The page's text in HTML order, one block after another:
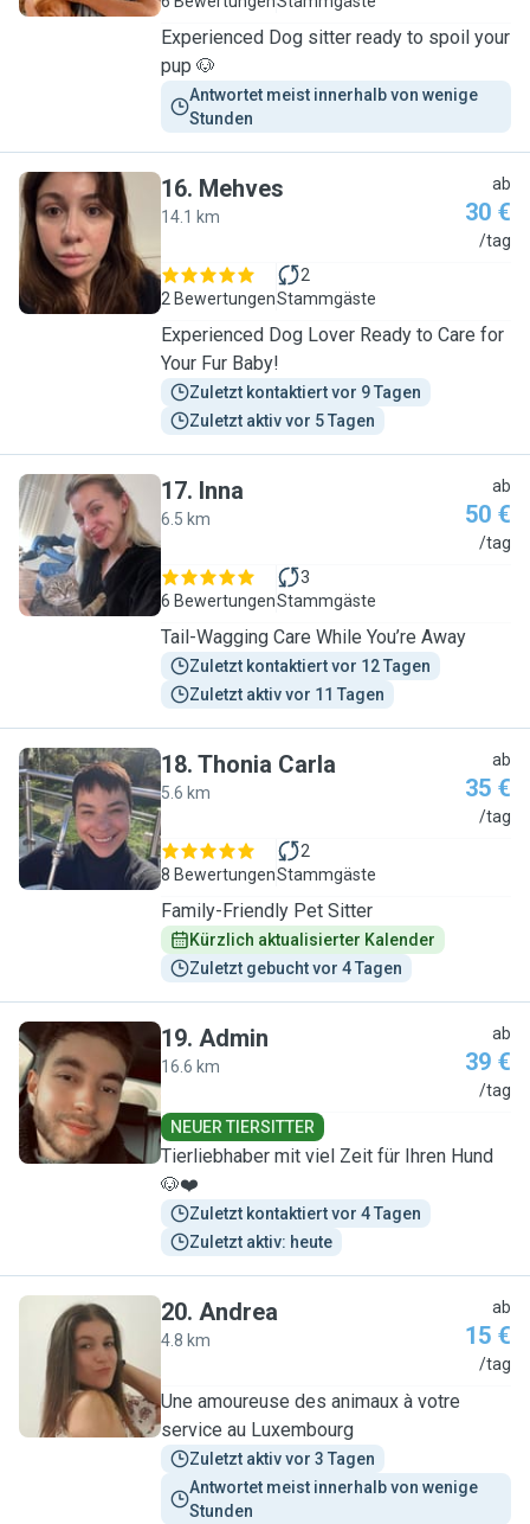
Experienced Dog sitter ready to spoil your
pup 🐶
Antwortet meist innerhalb von wenige
Stunden
M
16. Mehves
14.1 km
ab
30 €
/tag
2 Bewertungen
2
Stammgäste
Experienced Dog Lover Ready to Care for
Your Fur Baby!
Zuletzt kontaktiert vor 9 Tagen
Zuletzt aktiv vor 5 Tagen
I
17. Inna
6.5 km
ab
50 €
/tag
6 Bewertungen
3
Stammgäste
Tail-Wagging Care While You’re Away
Zuletzt kontaktiert vor 12 Tagen
Zuletzt aktiv vor 11 Tagen
T
18. Thonia Carla
5.6 km
ab
35 €
/tag
8 Bewertungen
2
Stammgäste
Family-Friendly Pet Sitter
Kürzlich aktualisierter Kalender
Zuletzt gebucht vor 4 Tagen
A
19. Admin
16.6 km
ab
39 €
/tag
NEUER TIERSITTER
Tierliebhaber mit viel Zeit für Ihren Hund
🐶❤️
Zuletzt kontaktiert vor 4 Tagen
Zuletzt aktiv: heute
A
20. Andrea
4.8 km
ab
15 €
/tag
Une amoureuse des animaux à votre
service au Luxembourg
Zuletzt aktiv vor 3 Tagen
Antwortet meist innerhalb von wenige
Stunden